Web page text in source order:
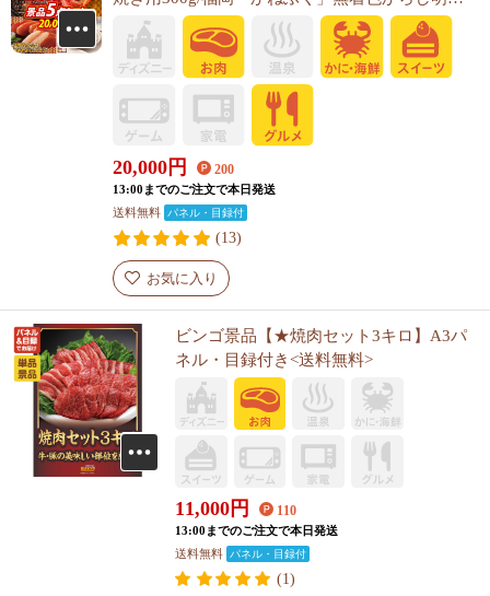
子 他】A3パネル・目録付き<送料無料>
20,000 円 200
13:00までのご注文で本日発送
送料無料
パネル・目録付
(13)
お気に入り
ビンゴ景品【★焼肉セット3キロ】A3パ
ネル・目録付き<送料無料>
11,000 円 110
13:00までのご注文で本日発送
送料無料
パネル・目録付
(1)